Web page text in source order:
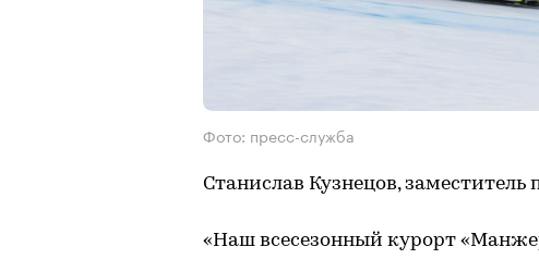
Фото: пресс-служба
Станислав Кузнецов, заместитель
«Наш всесезонный курорт